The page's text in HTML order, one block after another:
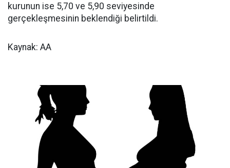
kurunun ise 5,70 ve 5,90 seviyesinde
gerçekleşmesinin beklendiği belirtildi.
Kaynak: AA